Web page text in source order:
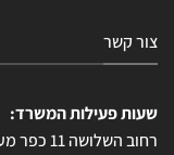
צור קשר
שעות פעילות המשרד:
רחוב השלושה 11 כפר מעש